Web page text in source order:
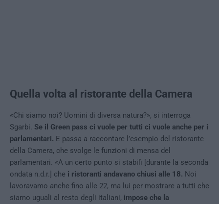
Quella volta al ristorante della Camera
«Chi siamo noi? Uomini di diversa natura?», si interroga
Sgarbi. Se il Green pass ci vuole per tutti ci vuole anche per i
parlamentari. E passa a raccontare l’esempio del ristorante
della Camera, che svolge le funzioni di mensa del
parlamentari. «A un certo punto si stabilì [durante la seconda
ondata n.d.r.] che i ristoranti andavano chiusi alle 18. Noi
lavoravamo anche fino alle 22, ma lui per mostrare a tutti che
siamo uguali al resto degli italiani, impose che la